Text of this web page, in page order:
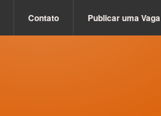
Contato Publicar uma Vaga